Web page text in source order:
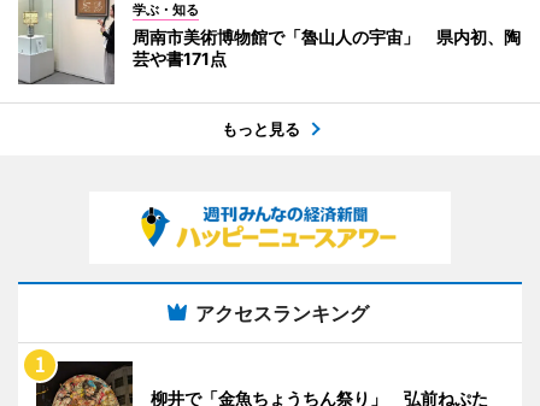
学ぶ・知る
周南市美術博物館で「魯山人の宇宙」 県内初、陶
芸や書171点
もっと見る
アクセスランキング
柳井で「金魚ちょうちん祭り」 弘前ねぷた